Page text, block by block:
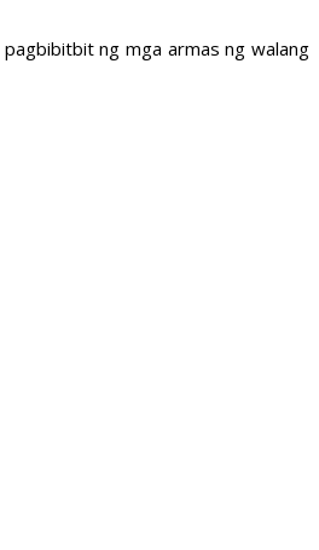
ng mga armas ng walang